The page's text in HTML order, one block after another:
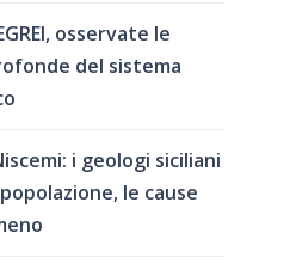
osservate le
del sistema
i geologi siciliani
le cause